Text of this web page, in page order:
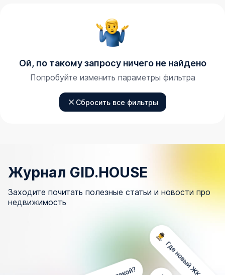
Ой, по такому запросу ничего не найдено
Попробуйте изменить параметры фильтра
Сбросить все фильтры
Журнал GID.HOUSE
Заходите почитать полезные статьи и новости про
недвижимость